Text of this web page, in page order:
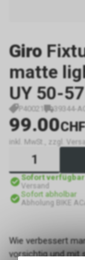
Giro
matte
UY 50-57
P40021 39344-
99.00CHF
inkl. MwSt., zzgl.
Sofort verfügbar
Versand
Sofort abholbar
Abholung BIKE
Wie verbessert
vorsichtig und mit